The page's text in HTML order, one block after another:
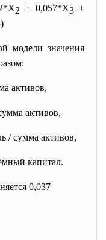
2 + 0,057*Х3 +
модели значения
активов,
активов,
/ сумма активов,
капитал.
0,037